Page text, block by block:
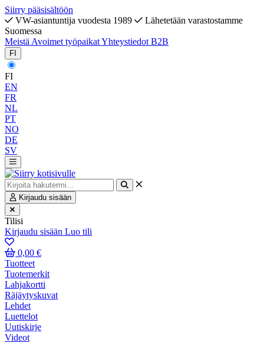
Siirry pääsisältöön
VW-asiantuntija vuodesta 1989
Lähetetään varastostamme
Suomessa
Meistä Avoimet työpaikatYhteystiedot B2B
FI
FI
EN
FR
NL
PT
NO
DE
SV
Kirjaudu sisään
Tilisi
Kirjaudu sisään Luo tili
0,00 €
Tuotteet
Tuotemerkit
Lahjakortti
Räjäytyskuvat
Lehdet
Luettelot
Uutiskirje
Videot